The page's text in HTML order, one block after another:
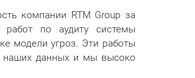
компании RTM Group за
работ по аудиту системы
модели угроз. Эти работы
наших данных и мы высоко